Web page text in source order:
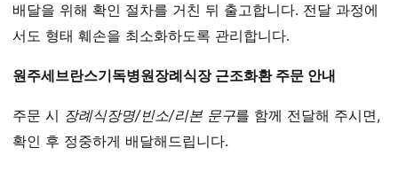
배달을 위해 확인 절차를 거친 뒤 출고합니다. 전달 과정에
서도 형태 훼손을 최소화하도록 관리합니다.
원주세브란스기독병원장례식장 근조화환 주문 안내
주문 시 장례식장명/빈소/리본 문구를 함께 전달해 주시면,
확인 후 정중하게 배달해드립니다.